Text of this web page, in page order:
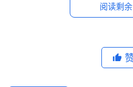
8、随后在弹出的对话
机了，鼠标右击选择【连接
阅读剩